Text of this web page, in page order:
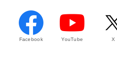
Facebook YouTube X